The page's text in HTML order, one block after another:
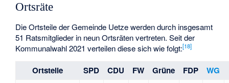
Ortsräte
Die Ortsteile der Gemeinde Uetze werden durch insgesamt
51 Ratsmitglieder in neun Ortsräten vertreten. Seit der
Kommunalwahl 2021 verteilen diese sich wie folgt:[18]
Ortsteile SPD CDU FW Grüne FDP
WG